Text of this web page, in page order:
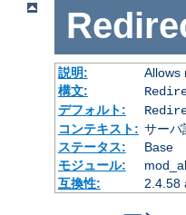
説明:
Allows
構文:
デフォルト:
コンテキスト: サーバ
ステータス:
Base
モジュール:
互換性:
2.4.58